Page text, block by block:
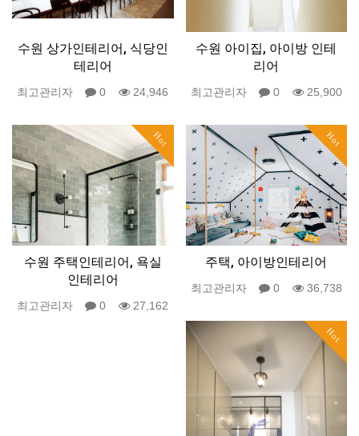
수원 상가인테리어, 식당인
테리어
최고관리자 0 24,946
수원 아이집, 아이방 인테
리어
최고관리자 0 25,900
Hot
수원 주택인테리어, 욕실
인테리어
최고관리자 0 27,162
Hot
주택, 아이방인테리어
최고관리자 0 36,738
Hot